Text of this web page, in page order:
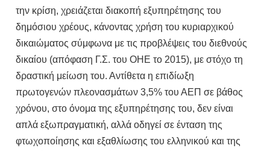
την κρίση, χρειάζεται διακοπή εξυπηρέτησης του
δημόσιου χρέους, κάνοντας χρήση του κυριαρχικού
δικαιώματος σύμφωνα με τις προβλέψεις του διεθνούς
δικαίου (απόφαση Γ.Σ. του ΟΗΕ το 2015), με στόχο τη
δραστική μείωση του. Αντίθετα η επιδίωξη
πρωτογενών πλεονασμάτων 3,5% του ΑΕΠ σε βάθος
χρόνου, στο όνομα της εξυπηρέτησης του, δεν είναι
απλά εξωπραγματική, αλλά οδηγεί σε ένταση της
φτωχοποίησης και εξαθλίωσης του ελληνικού και της